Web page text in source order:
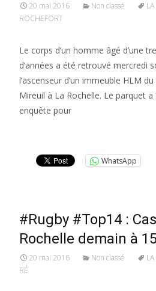
20 mai 2016 Non classé
ROCHEFORT
Le corps d’un homme âgé d’une
d’années a été retrouvé mercredi
l’ascenseur d’un immeuble HLM
Mireuil à La Rochelle. Le parquet
enquête pour
WhatsApp
#Rugby #Top14 :
Rochelle demain à
20 mai 2016 Non classé
RÉ